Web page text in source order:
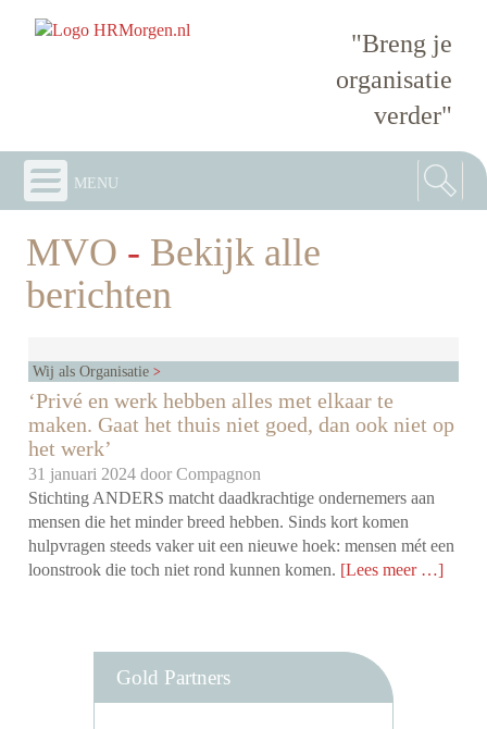
"Breng je
organisatie
verder"
menu
MVO - Bekijk alle
berichten
Wij als Organisatie
‘Privé en werk hebben alles met elkaar te
maken. Gaat het thuis niet goed, dan ook niet op
het werk’
31 januari 2024 doorCompagnon
Stichting ANDERS matcht daadkrachtige ondernemers aan
mensen die het minder breed hebben. Sinds kort komen
hulpvragen steeds vaker uit een nieuwe hoek: mensen mét een
loonstrook die toch niet rond kunnen komen. [Lees meer …]
Gold Partners